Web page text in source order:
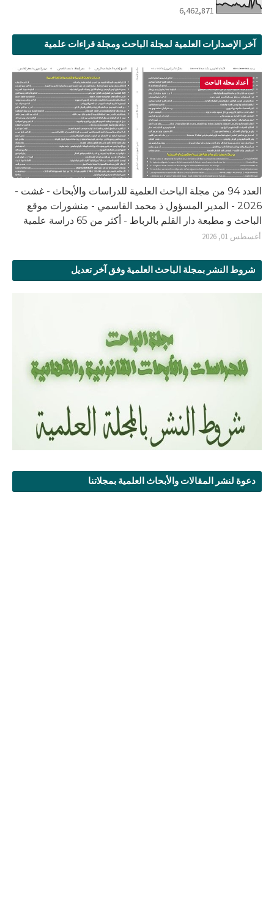
6,462,871
آخر الإصدارات العلمية لمجلة الباحث ومجلة قراءات علمية
أعداد مجلة الباحث
العدد 94 من مجلة الباحث العلمية للدراسات والأبحاث - غشت -
2026 - المدير المسؤول ذ محمد القاسمي - منشورات موقع
الباحث و مطبعة دار القلم بالرباط - أكثر من 65 دراسة علمية
أغسطس 01, 2026
شروط النشر بمجلة الباحث العلمية وفق آخر تعديل
دعوة لنشر المقالات والأبحاث العلمية بمجلاتنا